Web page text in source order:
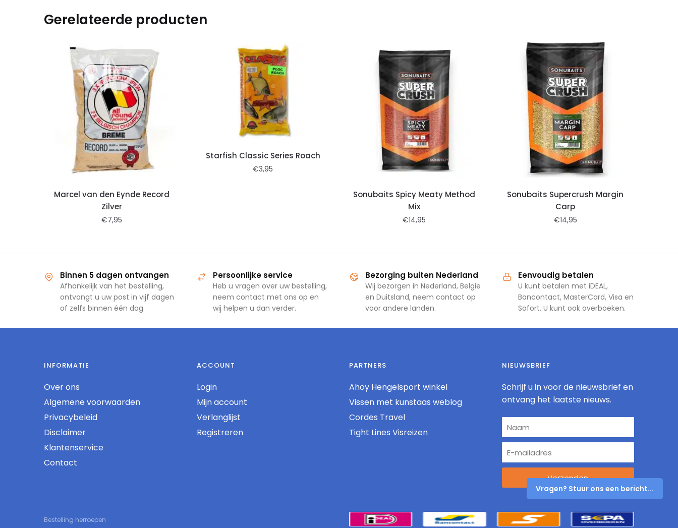
Vragen? Stuur ons een bericht...
Gerelateerde producten
Marcel van den Eynde Record
Zilver
€7,95
Starfish Classic Series Roach
€3,95
Sonubaits Spicy Meaty Method
Mix
€14,95
Sonubaits Supercrush Margin
Carp
€14,95
Binnen 5 dagen ontvangen
Afhankelijk van het bestelling,
ontvangt u uw post in vijf dagen
of zelfs binnen één dag.
Persoonlijke service
Heb u vragen over uw bestelling,
neem contact met ons op en
wij helpen u dan verder.
Bezorging buiten Nederland
Wij bezorgen in Nederland, België
en Duitsland, neem contact op
voor andere landen.
Eenvoudig betalen
U kunt betalen met iDEAL,
Bancontact, MasterCard, Visa en
Sofort. U kunt ook overboeken.
INFORMATIE
Over ons
Algemene voorwaarden
Privacybeleid
Disclaimer
Klantenservice
Contact
ACCOUNT
Login
Mijn account
Verlanglijst
Registreren
PARTNERS
Ahoy Hengelsport winkel
Vissen met kunstaas weblog
Cordes Travel
Tight Lines Visreizen
NIEUWSBRIEF
Schrijf u in voor de nieuwsbrief en
ontvang het laatste nieuws.
Verzenden
Bestelling herroepen